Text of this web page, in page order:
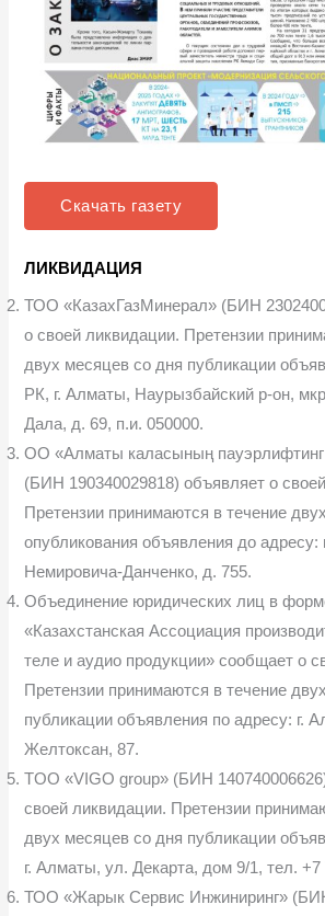
Скачать газету
ЛИКВИДАЦИЯ
ТОО «КазахГазМинерал» (БИН
о своей ликвидации. Претензии
двух месяцев со дня публикации
РК, г. Алматы, Наурызбайский р-он,
Дала, д. 69, п.и. 050000.
ОО «Алматы каласының
(БИН 190340029818) объявляет о
Претензии принимаются в течение
опубликования объявления до адресу:
Немировича-Данченко, д. 755.
Объединение юридических лиц в
«Казахстанская Ассоциация
теле и аудио продукции» сообщает о
Претензии принимаются в течение
публикации объявления по адресу: г.
Желтоксан, 87.
TOO «VIGO group» (БИН
своей ликвидации. Претензии
двух месяцев со дня публикации
г. Алматы, ул. Декарта, дом 9/1, тел. +7
ТОО «Жарык Сервис Инжиниринг»